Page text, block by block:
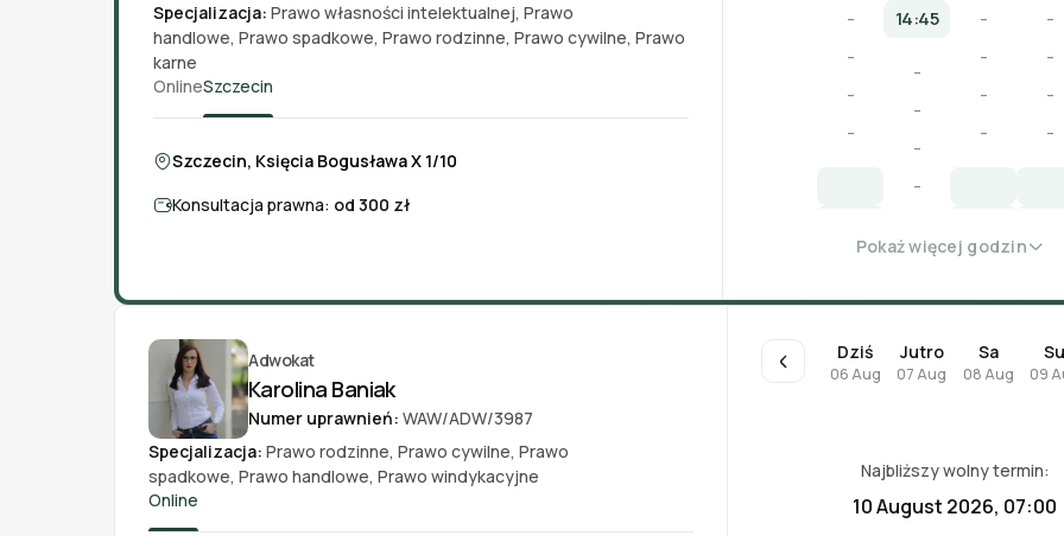
Specjalizacja: Prawo własności intelektualnej, Prawo
handlowe, Prawo spadkowe, Prawo rodzinne, Prawo cywilne, Prawo
karne
OnlineSzczecin
Szczecin, Księcia Bogusława X 1/10
Konsultacja prawna: od 300 zł
-
-
-
-
14:45
-
-
-
-
-
-
-
-
-
-
-
-
Pokaż więcej godzin
Adwokat
Karolina Baniak
Numer uprawnień: WAW/ADW/3987
Specjalizacja: Prawo rodzinne, Prawo cywilne, Prawo
spadkowe, Prawo handlowe, Prawo windykacyjne
Online
Najbliższy wolny termin:
10 August 2026, 07:00
Dziś
06 Aug
Jutro
07 Aug
Sa
08 Aug
Su
09